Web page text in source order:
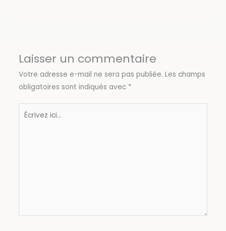
Laisser un commentaire
Votre adresse e-mail ne sera pas publiée. Les champs
obligatoires sont indiqués avec *
Écrivez